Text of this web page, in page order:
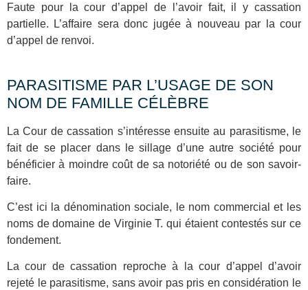
Faute pour la cour d’appel de l’avoir fait, il y cassation
partielle. L’affaire sera donc jugée à nouveau par la cour
d’appel de renvoi.
PARASITISME PAR L’USAGE DE SON
NOM DE FAMILLE CÉLÈBRE
La Cour de cassation s’intéresse ensuite au parasitisme, le
fait de se placer dans le sillage d’une autre société pour
bénéficier à moindre coût de sa notoriété ou de son savoir-
faire.
C’est ici la dénomination sociale, le nom commercial et les
noms de domaine de Virginie T. qui étaient contestés sur ce
fondement.
La cour de cassation reproche à la cour d’appel d’avoir
rejeté le parasitisme, sans avoir pas pris en considération le